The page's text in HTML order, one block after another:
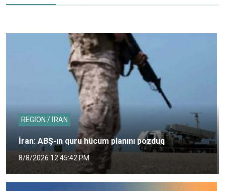
REGİON / İRAN
İran: ABŞ-ın quru hücum planını pozduq
8/8/2026 12:45:42 PM